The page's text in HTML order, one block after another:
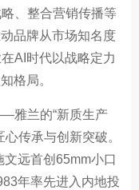
、整合营销传播等
品牌从市场知名度
AI时代以战略定力
格局。
兰的“新质生产
传承与创新突破。
远首创65mm小口
年率先进入内地投